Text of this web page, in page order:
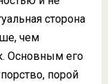
сторона
чем
Основным его
порой